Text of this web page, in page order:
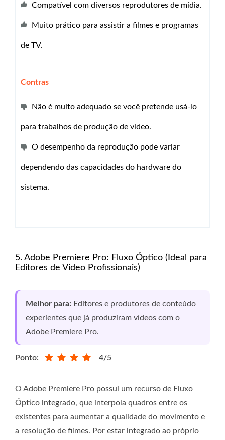
Compatível com diversos reprodutores de mídia.
Muito prático para assistir a filmes e programas
de TV.
Contras
Não é muito adequado se você pretende usá-lo
para trabalhos de produção de vídeo.
O desempenho da reprodução pode variar
dependendo das capacidades do hardware do
sistema.
5. Adobe Premiere Pro: Fluxo Óptico (Ideal para
Editores de Vídeo Profissionais)
Melhor para: Editores e produtores de conteúdo
experientes que já produziram vídeos com o
Adobe Premiere Pro.
Ponto: 4/5
O Adobe Premiere Pro possui um recurso de Fluxo
Óptico integrado, que interpola quadros entre os
existentes para aumentar a qualidade do movimento e
a resolução de filmes. Por estar integrado ao próprio